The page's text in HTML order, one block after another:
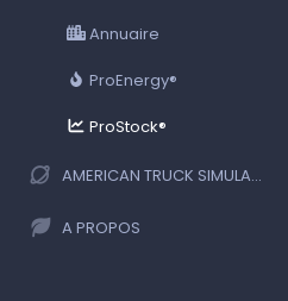
Annuaire
ProEnergy®
ProStock®
AMERICAN TRUCK SIMULATOR
A PROPOS